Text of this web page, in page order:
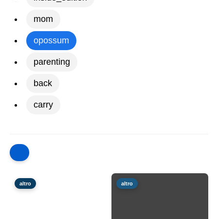
mom
opossum
parenting
back
carry
altro altro